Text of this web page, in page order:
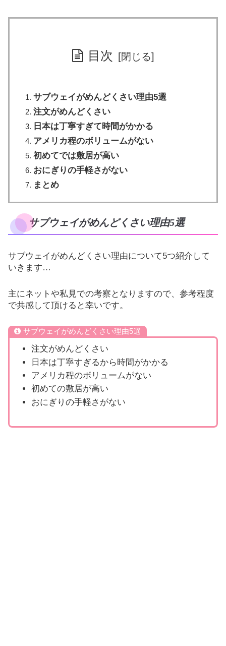
目次
サブウェイがめんどくさい理由5選
注文がめんどくさい
日本は丁寧すぎて時間がかかる
アメリカ程のボリュームがない
初めてでは敷居が高い
おにぎりの手軽さがない
まとめ
サブウェイがめんどくさい理由5選
サブウェイがめんどくさい理由について5つ紹介して
いきます…
主にネットや私見での考察となりますので、参考程度
で共感して頂けると幸いです。
サブウェイがめんどくさい理由5選
注文がめんどくさい
日本は丁寧すぎるから時間がかかる
アメリカ程のボリュームがない
初めての敷居が高い
おにぎりの手軽さがない